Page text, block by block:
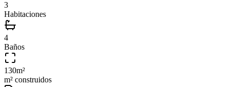
3
Habitaciones
4
Baños
130m²
m² construidos